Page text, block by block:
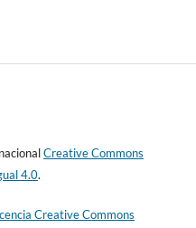
Creative Commons
4.0.
Creative Commons